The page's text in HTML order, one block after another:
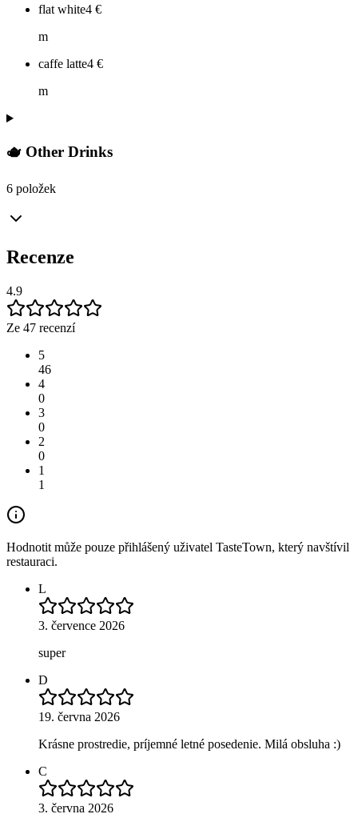
flat white4 €
m
caffe latte4 €
m
🫖 Other Drinks
6 položek
Recenze
4.9
Ze 47 recenzí
5
46
4
0
3
0
2
0
1
1
Hodnotit může pouze přihlášený uživatel TasteTown, který navštívil
restauraci.
L
3. července 2026
super
D
19. června 2026
Krásne prostredie, príjemné letné posedenie. Milá obsluha :)
C
3. června 2026